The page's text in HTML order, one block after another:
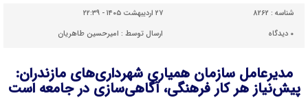
شناسه : 8262
۲۷ اردیبهشت ۱۴۰۵ - ۲۲:۳۹
۰ دیدگاه ارسال توسط : امیرحسین طاهریان
مدیرعامل سازمان همیاری شهرداری‌های مازندران:
پیش‌نیاز هر کار فرهنگی، آگاهی‌سازی در جامعه است